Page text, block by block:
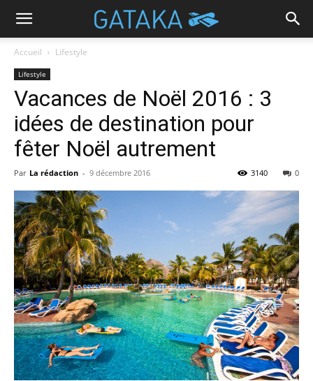
Accueil Lifestyle
Lifestyle
Vacances de Noël 2016 : 3
idées de destination pour
fêter Noël autrement
Par La rédaction - 9 décembre 2016 0
3140